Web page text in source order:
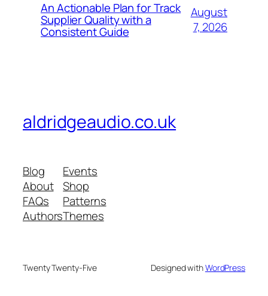
An Actionable Plan for Track
Supplier Quality with a
Consistent Guide
August
7, 2026
aldridgeaudio.co.uk
Blog
About
FAQs
Authors
Events
Shop
Patterns
Themes
Twenty Twenty-Five Designed withWordPress